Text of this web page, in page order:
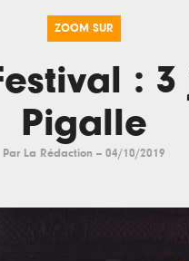
ZOOM SUR
: 3
Pigalle
Par La Rédaction -- 04/10/2019